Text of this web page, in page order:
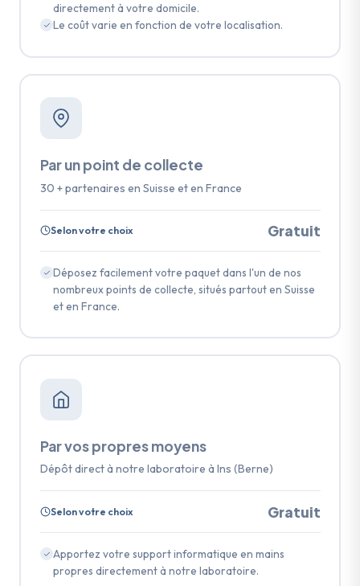
directement à votre domicile.
Le coût varie en fonction de votre localisation.
Par un point de collecte
30 + partenaires en Suisse et en France
Selon votre choix Gratuit
Déposez facilement votre paquet dans l'un de nos
nombreux points de collecte, situés partout en Suisse
et en France.
Par vos propres moyens
Dépôt direct à notre laboratoire à Ins (Berne)
Selon votre choix Gratuit
Apportez votre support informatique en mains
propres directement à notre laboratoire.